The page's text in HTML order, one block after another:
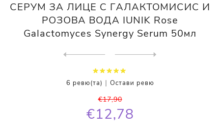
СЕРУМ ЗА ЛИЦЕ С ГАЛАКТОМИСИС И
РОЗОВА ВОДА IUNIK Rose
Galactomyces Synergy Serum 50мл
6 ревю(та) | Остави ревю
€17,90
€12,78